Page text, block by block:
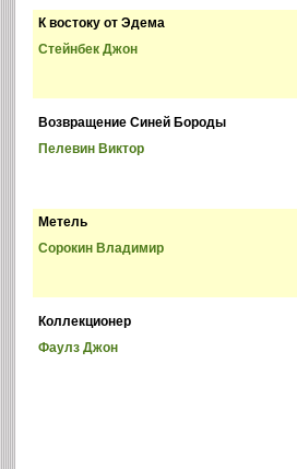
К востоку от Эдема
Стейнбек Джон
Возвращение Синей Бороды
Пелевин Виктор
Метель
Сорокин Владимир
Коллекционер
Фаулз Джон